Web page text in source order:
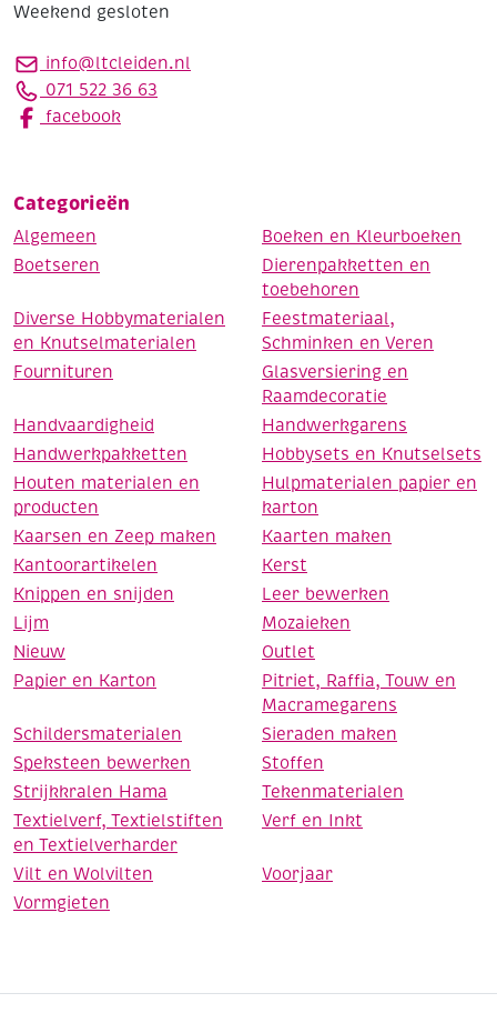
Weekend gesloten
info@ltcleiden.nl
071 522 36 63
facebook
Categorieën
Algemeen
Boeken en Kleurboeken
Boetseren
Dierenpakketten en
toebehoren
Diverse Hobbymaterialen
en Knutselmaterialen
Feestmateriaal,
Schminken en Veren
Fournituren
Glasversiering en
Raamdecoratie
Handvaardigheid
Handwerkgarens
Handwerkpakketten
Hobbysets en Knutselsets
Houten materialen en
producten
Hulpmaterialen papier en
karton
Kaarsen en Zeep maken
Kaarten maken
Kantoorartikelen
Kerst
Knippen en snijden
Leer bewerken
Lijm
Mozaieken
Nieuw
Outlet
Papier en Karton
Pitriet, Raffia, Touw en
Macramegarens
Schildersmaterialen
Sieraden maken
Speksteen bewerken
Stoffen
Strijkkralen Hama
Tekenmaterialen
Textielverf, Textielstiften
en Textielverharder
Verf en Inkt
Vilt en Wolvilten
Voorjaar
Vormgieten